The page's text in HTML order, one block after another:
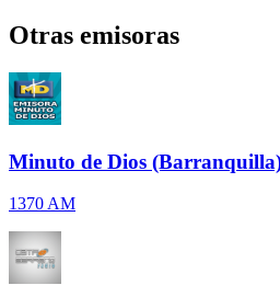
Otras emisoras
Minuto de Dios
1370 AM